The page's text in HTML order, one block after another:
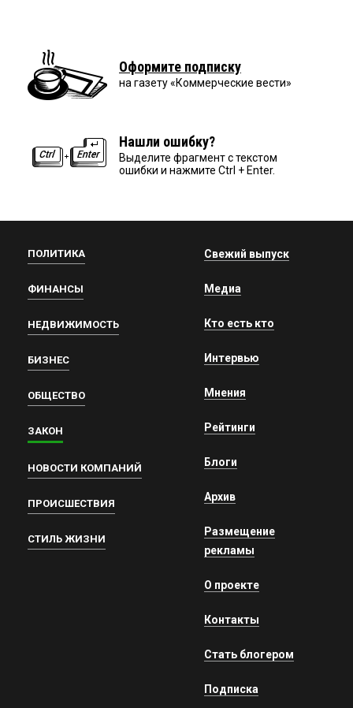
Оформите подписку
на газету «Коммерческие вести»
Нашли ошибку?
Выделите фрагмент с текстом
ошибки и нажмите Ctrl + Enter.
ПОЛИТИКА
ФИНАНСЫ
НЕДВИЖИМОСТЬ
БИЗНЕС
ОБЩЕСТВО
ЗАКОН
НОВОСТИ КОМПАНИЙ
ПРОИСШЕСТВИЯ
СТИЛЬ ЖИЗНИ
Свежий выпуск
Медиа
Кто есть кто
Интервью
Мнения
Рейтинги
Блоги
Архив
Размещение
рекламы
О проекте
Контакты
Стать блогером
Подписка